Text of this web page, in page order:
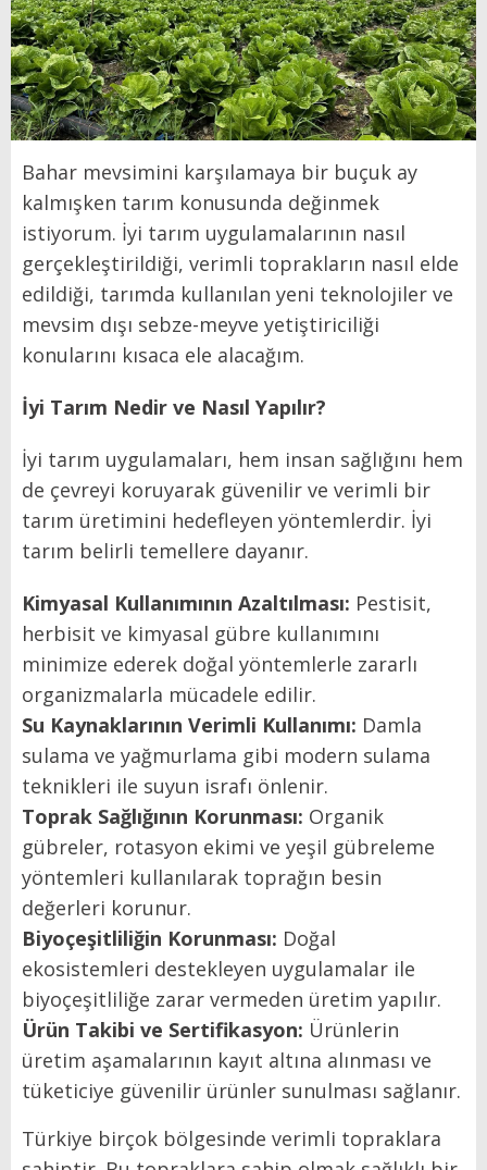
Bahar mevsimini karşılamaya bir buçuk ay
kalmışken tarım konusunda değinmek
istiyorum. İyi tarım uygulamalarının nasıl
gerçekleştirildiği, verimli toprakların nasıl elde
edildiği, tarımda kullanılan yeni teknolojiler ve
mevsim dışı sebze-meyve yetiştiriciliği
konularını kısaca ele alacağım.
İyi Tarım Nedir ve Nasıl Yapılır?
İyi tarım uygulamaları, hem insan sağlığını hem
de çevreyi koruyarak güvenilir ve verimli bir
tarım üretimini hedefleyen yöntemlerdir. İyi
tarım belirli temellere dayanır.
Kimyasal Kullanımının Azaltılması: Pestisit,
herbisit ve kimyasal gübre kullanımını
minimize ederek doğal yöntemlerle zararlı
organizmalarla mücadele edilir.
Su Kaynaklarının Verimli Kullanımı: Damla
sulama ve yağmurlama gibi modern sulama
teknikleri ile suyun israfı önlenir.
Toprak Sağlığının Korunması: Organik
gübreler, rotasyon ekimi ve yeşil gübreleme
yöntemleri kullanılarak toprağın besin
değerleri korunur.
Biyoçeşitliliğin Korunması: Doğal
ekosistemleri destekleyen uygulamalar ile
biyoçeşitliliğe zarar vermeden üretim yapılır.
Ürün Takibi ve Sertifikasyon: Ürünlerin
üretim aşamalarının kayıt altına alınması ve
tüketiciye güvenilir ürünler sunulması sağlanır.
Türkiye birçok bölgesinde verimli topraklara